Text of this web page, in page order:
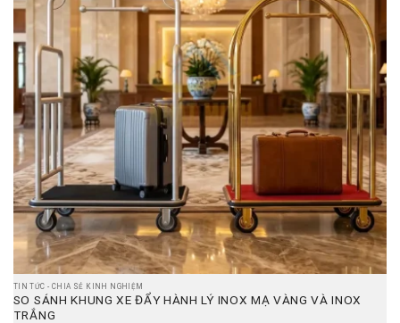
TIN TỨC - CHIA SẺ KINH NGHIỆM
SO SÁNH KHUNG XE ĐẨY HÀNH LÝ INOX MẠ VÀNG VÀ INOX
TRẮNG